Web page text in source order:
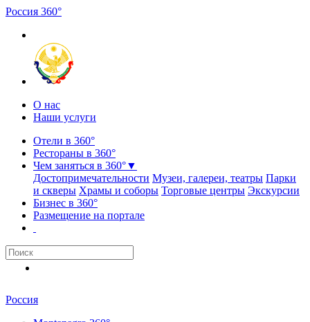
Россия 360°
О нас
Наши услуги
Отели в 360°
Рестораны в 360°
Чем заняться в 360°▼
Достопримечательности Музеи, галереи, театры Парки
и скверы Храмы и соборы Торговые центры Экскурсии
Бизнес в 360°
Размещение на портале
Россия